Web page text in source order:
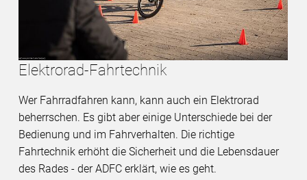
Elektrorad-Fahrtechnik
Wer Fahrradfahren kann, kann auch ein Elektrorad
beherrschen. Es gibt aber einige Unterschiede bei der
Bedienung und im Fahrverhalten. Die richtige
Fahrtechnik erhöht die Sicherheit und die Lebensdauer
des Rades - der ADFC erklärt, wie es geht.